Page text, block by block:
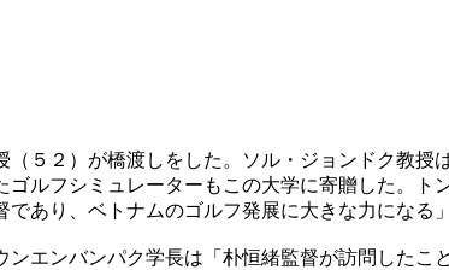
５２）が橋渡しをした。ソル・ジョンドク教
ルフシミュレーターもこの大学に寄贈した。
あり、ベトナムのゴルフ発展に大きな力になる
エンバンパク学長は「朴恒緒監督が訪問した